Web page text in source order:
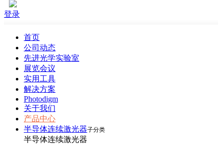
登录
首页
公司动态
先进光学实验室
展览会议
实用工具
解决方案
Photodigm
关于我们
产品中心
半导体连续激光器子分类
半导体连续激光器